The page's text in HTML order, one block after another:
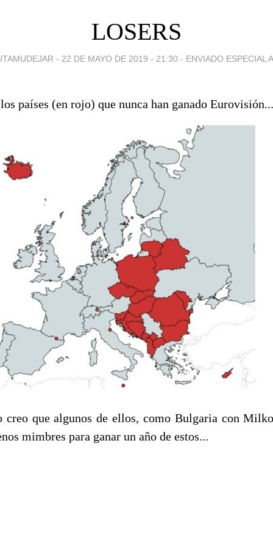
LOSERS
- 22 DE MAYO DE 2019 - 21:30 - ENVIADO ESPECIAL
países (en rojo) que nunca han ganado Eurovisión...
creo que algunos de ellos, como Bulgaria con
mimbres para ganar un año de estos...